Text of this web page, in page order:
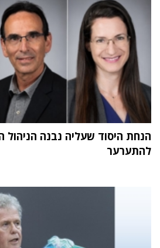
הנחת היסוד שעליה נבנה הניהול
להתערער